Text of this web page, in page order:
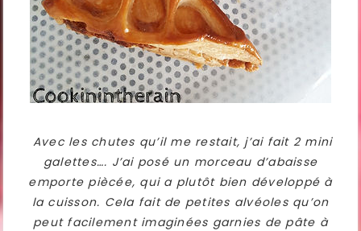
Avec les chutes qu’il me restait, j’ai fait 2 mini
galettes…. J’ai posé un morceau d’abaisse
emporte piècée, qui a plutôt bien développé à
la cuisson. Cela fait de petites alvéoles qu’on
peut facilement imaginées garnies de pâte à